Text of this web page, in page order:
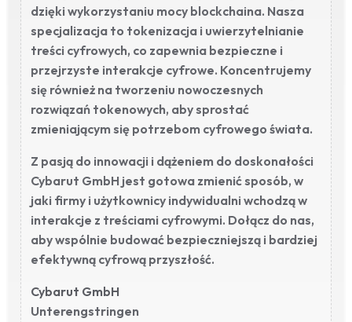
dzięki wykorzystaniu mocy blockchaina. Nasza
specjalizacja to tokenizacja i uwierzytelnianie
treści cyfrowych, co zapewnia bezpieczne i
przejrzyste interakcje cyfrowe. Koncentrujemy
się również na tworzeniu nowoczesnych
rozwiązań tokenowych, aby sprostać
zmieniającym się potrzebom cyfrowego świata.
Z pasją do innowacji i dążeniem do doskonałości
Cybarut GmbH jest gotowa zmienić sposób, w
jaki firmy i użytkownicy indywidualni wchodzą w
interakcje z treściami cyfrowymi. Dołącz do nas,
aby wspólnie budować bezpieczniejszą i bardziej
efektywną cyfrową przyszłość.
Cybarut GmbH
Unterengstringen